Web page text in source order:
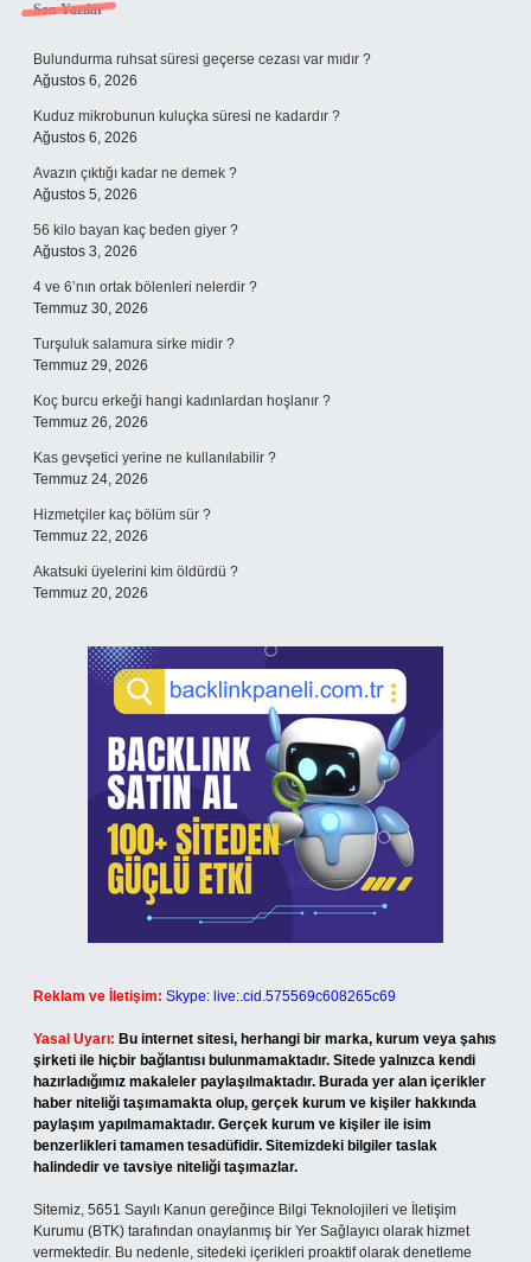
Sidebar
Son Yazılar
Bulundurma ruhsat süresi geçerse cezası var mıdır ?
Ağustos 6, 2026
Kuduz mikrobunun kuluçka süresi ne kadardır ?
Ağustos 6, 2026
Avazın çıktığı kadar ne demek ?
Ağustos 5, 2026
56 kilo bayan kaç beden giyer ?
Ağustos 3, 2026
4 ve 6’nın ortak bölenleri nelerdir ?
Temmuz 30, 2026
Turşuluk salamura sirke midir ?
Temmuz 29, 2026
Koç burcu erkeği hangi kadınlardan hoşlanır ?
Temmuz 26, 2026
Kas gevşetici yerine ne kullanılabilir ?
Temmuz 24, 2026
Hizmetçiler kaç bölüm sür ?
Temmuz 22, 2026
Akatsuki üyelerini kim öldürdü ?
Temmuz 20, 2026
Reklam ve İletişim: Skype: live:.cid.575569c608265c69
Yasal Uyarı: Bu internet sitesi, herhangi bir marka, kurum veya şahıs
şirketi ile hiçbir bağlantısı bulunmamaktadır. Sitede yalnızca kendi
hazırladığımız makaleler paylaşılmaktadır. Burada yer alan içerikler
haber niteliği taşımamakta olup, gerçek kurum ve kişiler hakkında
paylaşım yapılmamaktadır. Gerçek kurum ve kişiler ile isim
benzerlikleri tamamen tesadüfidir. Sitemizdeki bilgiler taslak
halindedir ve tavsiye niteliği taşımazlar.
Sitemiz, 5651 Sayılı Kanun gereğince Bilgi Teknolojileri ve İletişim
Kurumu (BTK) tarafından onaylanmış bir Yer Sağlayıcı olarak hizmet
vermektedir. Bu nedenle, sitedeki içerikleri proaktif olarak denetleme